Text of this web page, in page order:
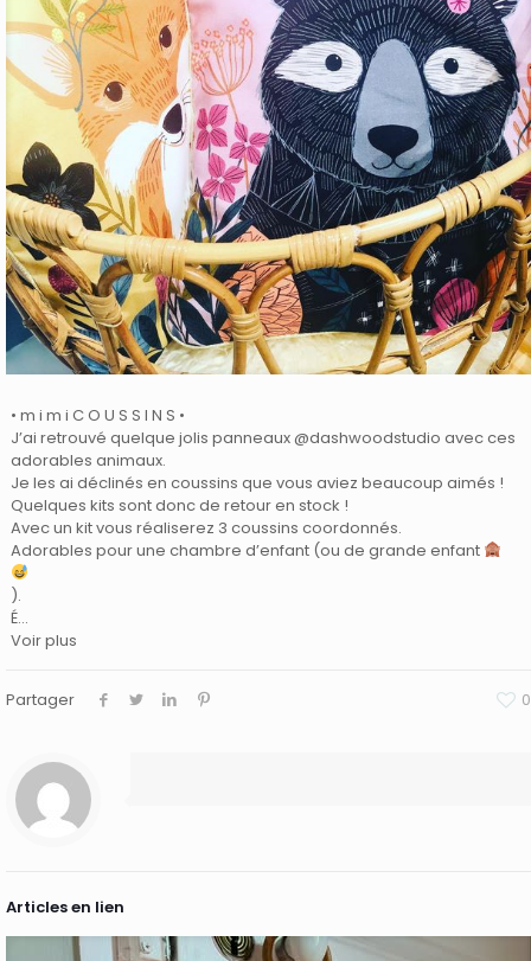
• m i m i C O U S S I N S •
J’ai retrouvé quelque jolis panneaux @dashwoodstudio avec ces
adorables animaux.
Je les ai déclinés en coussins que vous aviez beaucoup aimés !
Quelques kits sont donc de retour en stock !
Avec un kit vous réaliserez 3 coussins coordonnés.
Adorables pour une chambre d’enfant (ou de grande enfant
).
É…
Voir plus
Partager 0
Articles en lien